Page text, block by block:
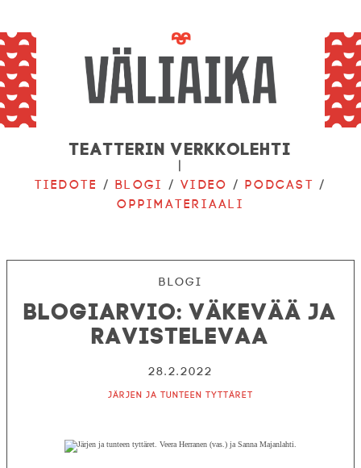
Teatterin verkkolehti
|
Tiedote /Blogi /Video /Podcast /
Oppimateriaali
Blogi
Blogiarvio: Väkevää ja
ravistelevaa
28.2.2022
Järjen ja tunteen tyttäret